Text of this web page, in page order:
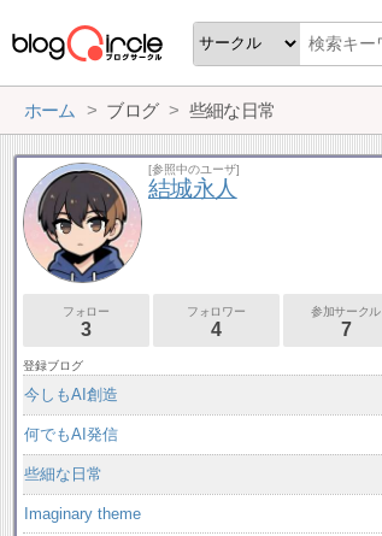
ホーム ブログ 些細な日常
[参照中のユーザ]
結城永人
フォロー
3
フォロワー
4
参加サークル
7
登録ブログ
今しもAI創造
何でもAI発信
些細な日常
Imaginary theme